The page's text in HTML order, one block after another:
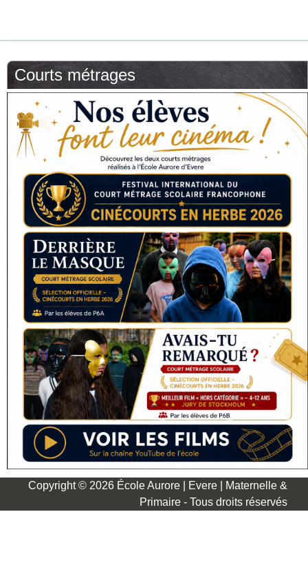
Courts métrages
Copyright © 2026 École Aurore | Evere | Maternelle &
Primaire - Tous droits réservés